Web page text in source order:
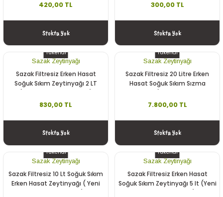
420,00 TL
Stokta Yok
Zeytinyağı 0.3 Asit
300,00 TL
Stokta Yok
Tükendi
Sazak Zeytinyağı
Sazak Filtresiz Erken Hasat
Soğuk Sıkım Zeytinyağı 2 LT
830,00 TL
Stokta Yok
Tükendi
Sazak Zeytinyağı
Sazak Filtresiz 20 Litre Erken
Hasat Soğuk Sıkım Sızma
2026)
7.800,00 TL
Stokta Yok
Tükendi
Sazak Zeytinyağı
Sazak Filtresiz 10 Lt Soğuk Sıkım
Erken Hasat Zeytinyağı ( Yeni
Tükendi
Sazak Zeytinyağı
Sazak Filtresiz Erken Hasat
Soğuk Sıkım Zeytinyağı 5 lt (Yeni